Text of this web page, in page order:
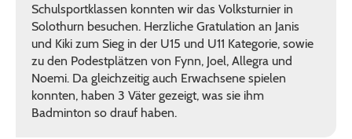
Schulsportklassen konnten wir das Volksturnier in
Solothurn besuchen. Herzliche Gratulation an Janis
und Kiki zum Sieg in der U15 und U11 Kategorie, sowie
zu den Podestplätzen von Fynn, Joel, Allegra und
Noemi. Da gleichzeitig auch Erwachsene spielen
konnten, haben 3 Väter gezeigt, was sie ihm
Badminton so drauf haben.